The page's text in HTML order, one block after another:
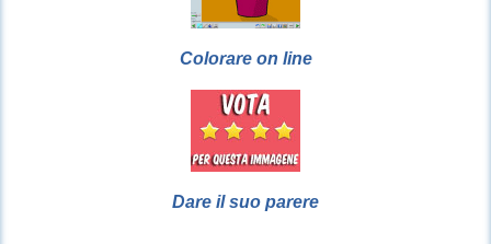
Colorare on line
Dare il suo parere